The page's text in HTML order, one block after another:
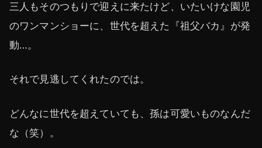
三人もそのつもりで迎えに来たけど、いたいけな園児
のワンマンショーに、世代を超えた『祖父バカ』が発
動…。
それで見逃してくれたのでは。
どんなに世代を超えていても、孫は可愛いものなんだ
な（笑）。